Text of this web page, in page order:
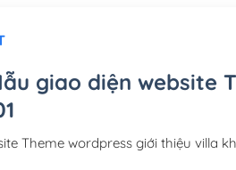
giao diện website
Theme wordpress giới thiệu villa